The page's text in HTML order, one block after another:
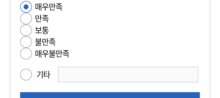
사
용
편
의
성
족
매우만족
만족
보통
불만족
매우불만족
기타